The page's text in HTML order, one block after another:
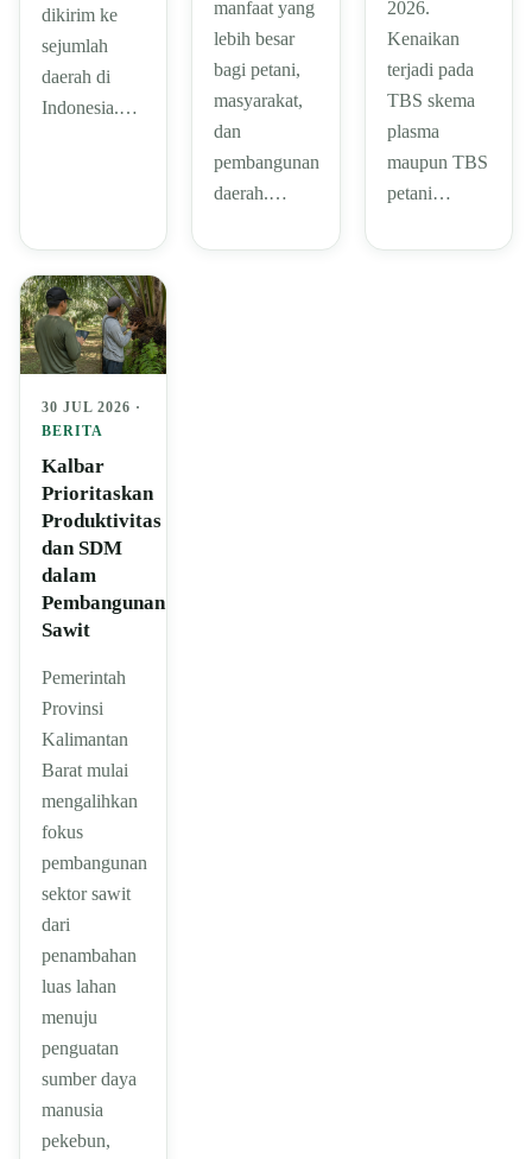
dikirim ke
sejumlah
daerah di
Indonesia.…
manfaat yang
lebih besar
bagi petani,
masyarakat,
dan
pembangunan
daerah.…
2026.
Kenaikan
terjadi pada
TBS skema
plasma
maupun TBS
petani…
30 JUL 2026 ·
BERITA
Kalbar
Prioritaskan
Produktivitas
dan SDM
dalam
Pembangunan
Sawit
Pemerintah
Provinsi
Kalimantan
Barat mulai
mengalihkan
fokus
pembangunan
sektor sawit
dari
penambahan
luas lahan
menuju
penguatan
sumber daya
manusia
pekebun,